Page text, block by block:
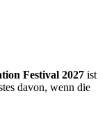
Festival 2027 ist
davon, wenn die